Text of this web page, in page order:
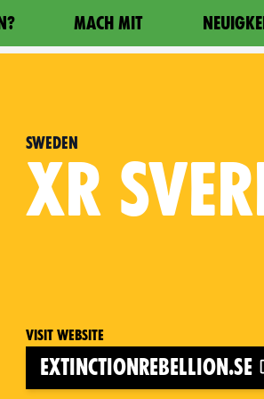
MACH MIT
Sweden
XR
Visit website
extinctionrebellion.se